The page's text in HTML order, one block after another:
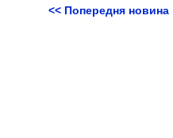
<< Попередня новина